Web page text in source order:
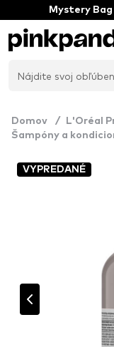
Mystery Bag
Domov / L'Oréal
Šampóny a
VYPREDANÉ